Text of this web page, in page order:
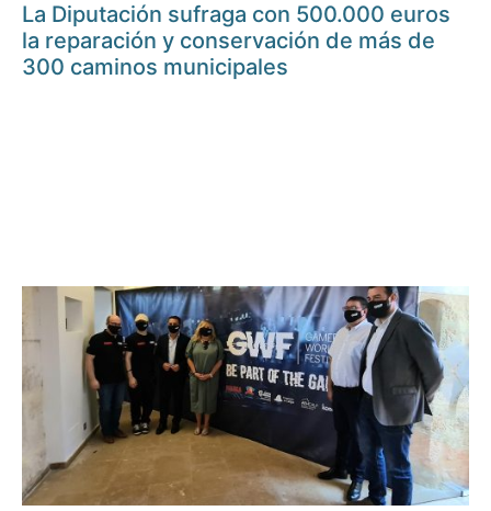
La Diputación sufraga con 500.000 euros
la reparación y conservación de más de
300 caminos municipales